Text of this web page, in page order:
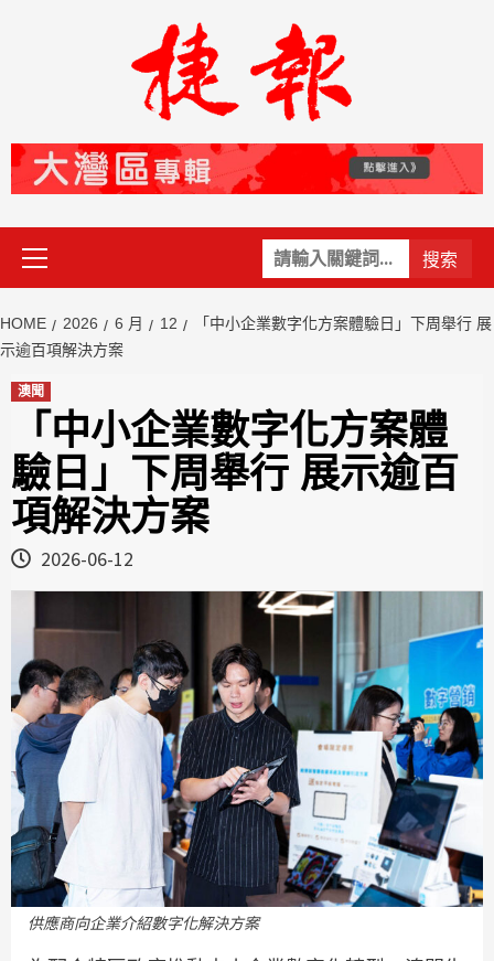
關
鍵
Primary
Menu
HOME 2026 6 月 12
「中小企業數字化方案體驗日」下周舉行 展
示逾百項解決方案
澳聞
「中小企業數字化方案體
驗日」下周舉行 展示逾百
項解決方案
2026-06-12
供應商向企業介紹數字化解決方案